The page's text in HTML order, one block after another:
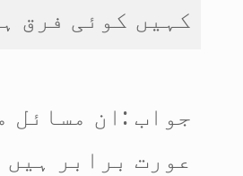
کہیں کوئی فرق
جواب :ان مسائل
عورت برابر